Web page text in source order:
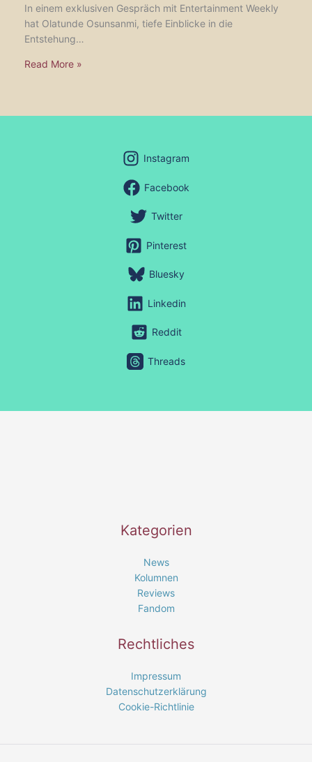
In einem exklusiven Gespräch mit Entertainment Weekly
hat Olatunde Osunsanmi, tiefe Einblicke in die
Entstehung…
Read More »
Instagram
Facebook
Twitter
Pinterest
Bluesky
Linkedin
Reddit
Threads
Kategorien
News
Kolumnen
Reviews
Fandom
Rechtliches
Impressum
Datenschutzerklärung
Cookie-Richtlinie